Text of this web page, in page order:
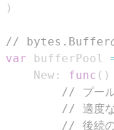
)
// bytes.Bufferの
var bufferPool
	New
: func ( )
// プール
// 適度な
// 後続の